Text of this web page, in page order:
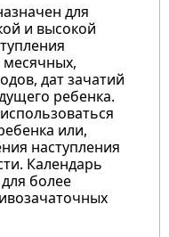
для
и высокой
дат зачатий
ребенка.
или,
наступления
Календарь
более